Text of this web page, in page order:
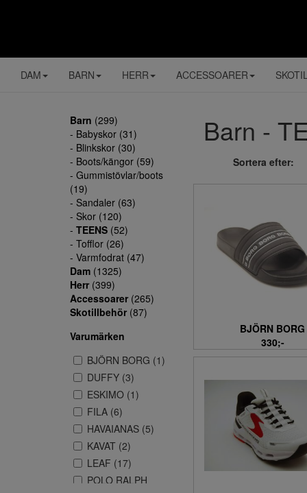
DAM BARN HERR ACCESSOARER
Barn (299)
- Babyskor (31)
- Blinkskor (30)
- Boots/kängor (59)
- Gummistövlar/boots
(19)
- Sandaler (63)
- Skor (120)
- TEENS (52)
- Tofflor (26)
- Varmfodrat (47)
Dam (1325)
Herr (399)
Accessoarer (265)
Skotillbehör (87)
Varumärken
BJÖRN BORG (1)
DUFFY (3)
ESKIMO (1)
FILA (6)
HAVAIANAS (5)
KAVAT (2)
LEAF (17)
POLO RALPH
Barn -
Sortera efter:
BJÖRN BORG
330;-